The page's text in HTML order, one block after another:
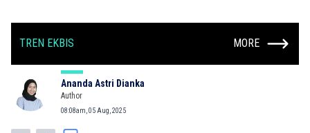
TREN EKBIS MORE
Ananda Astri Dianka
Author
08:08am, 05 Aug, 2025